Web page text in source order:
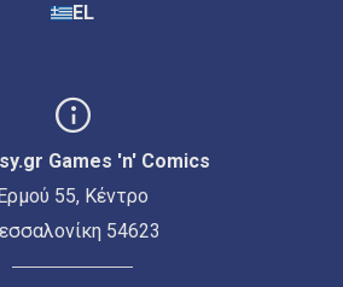
EL
Games 'n' Comics
Ερμού 55, Κέντρο
54623